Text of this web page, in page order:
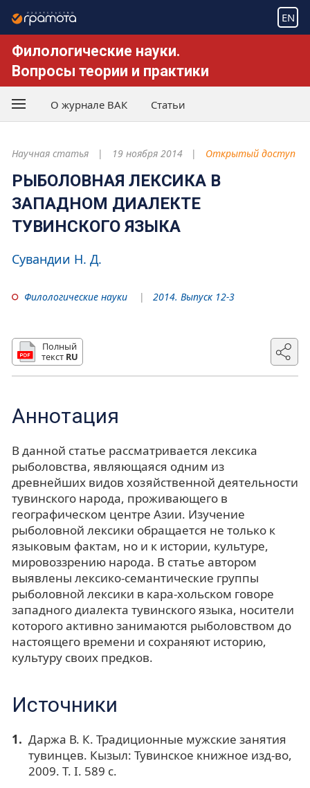
EN
Филологические науки.
Вопросы теории и практики
О журнале ВАК Статьи
Научная статья 19 ноября 2014 Открытый доступ
РЫБОЛОВНАЯ ЛЕКСИКА В
ЗАПАДНОМ ДИАЛЕКТЕ
ТУВИНСКОГО ЯЗЫКА
Сувандии Н. Д.
Филологические науки 2014. Выпуск 12-3
Полный
текст RU
Аннотация
В данной статье рассматривается лексика
рыболовства, являющаяся одним из
древнейших видов хозяйственной деятельности
тувинского народа, проживающего в
географическом центре Азии. Изучение
рыболовной лексики обращается не только к
языковым фактам, но и к истории, культуре,
мировоззрению народа. В статье автором
выявлены лексико-семантические группы
рыболовной лексики в кара-хольском говоре
западного диалекта тувинского языка, носители
которого активно занимаются рыболовством до
настоящего времени и сохраняют историю,
культуру своих предков.
Источники
Даржа В. К. Традиционные мужские занятия
тувинцев. Кызыл: Тувинское книжное изд-во,
2009. Т. I. 589 с.